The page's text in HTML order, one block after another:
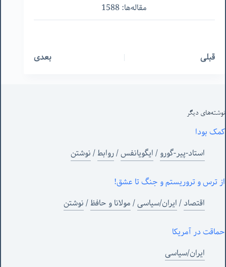
مقاله‌ها: 1588
قبلی بعدی
نوشته‌های‌ دیگر
کمک بودا
استاد-پیر-گورو/ایگویانفس/روابط/نوشتن
از ترس و تروریستم و جنگ تا عشق!
اقتصاد/ایران/سیاسی/مولانا و حافظ/نوشتن
حماقت در آمریکا
ایران/سیاسی